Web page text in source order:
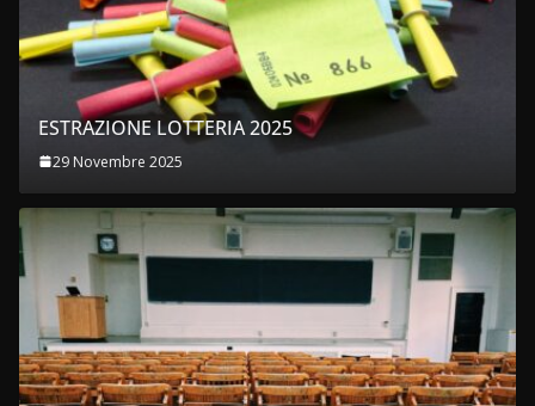
ESTRAZIONE LOTTERIA 2025
29 Novembre 2025